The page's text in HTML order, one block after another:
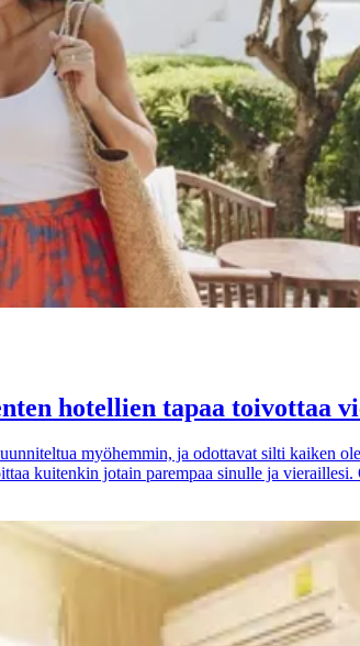
hotellien tapaa toivottaa
myöhemmin, ja odottavat silti kaiken
kuitenkin jotain parempaa sinulle ja